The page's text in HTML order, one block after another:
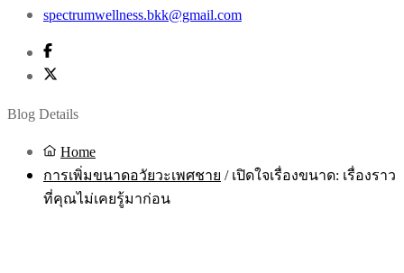
spectrumwellness.bkk@gmail.com
Blog Details
Home
การเพิ่มขนาดอวัยวะเพศชาย / เปิดใจเรื่องขนาด: เรื่องราว
ที่คุณไม่เคยรู้มาก่อน